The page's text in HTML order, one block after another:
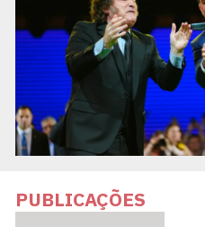
PUBLICAÇÕES